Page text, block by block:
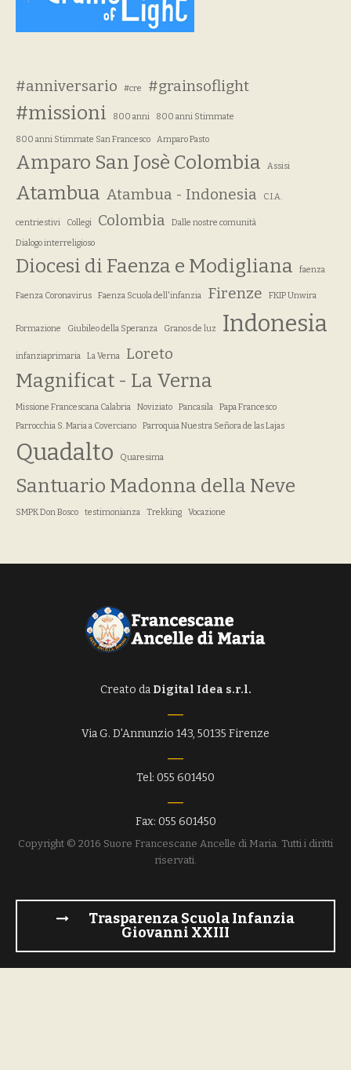
#anniversario #cre #grainsoflight
#missioni 800 anni 800 anni Stimmate
800 anni Stimmate San Francesco Amparo Pasto
Amparo San Josè Colombia Assisi
Atambua Atambua - Indonesia C.I.A.
centriestivi Collegi Colombia
Dalle nostre comunità
Dialogo interreligioso
Diocesi di Faenza e Modigliana faenza
Faenza Coronavirus Faenza Scuola dell'infanzia Firenze FKIP Unwira
Formazione Giubileo della Speranza Granos de luz Indonesia
infanziaprimaria La Verna Loreto
Magnificat - La Verna
Missione Francescana Calabria Noviziato Pancasila
Papa Francesco
Parrocchia S. Maria a Coverciano
Parroquia Nuestra Señora de las Lajas
Quadalto Quaresima
Santuario Madonna della Neve
SMPK Don Bosco testimonianza Trekking Vocazione
Creato da Digital Idea s.r.l.
Via G. D'Annunzio 143, 50135 Firenze
Tel: 055 601450
Fax: 055 601450
Copyright © 2016 Suore Francescane Ancelle di Maria. Tutti i diritti
riservati.
Trasparenza Scuola Infanzia
Giovanni XXIII